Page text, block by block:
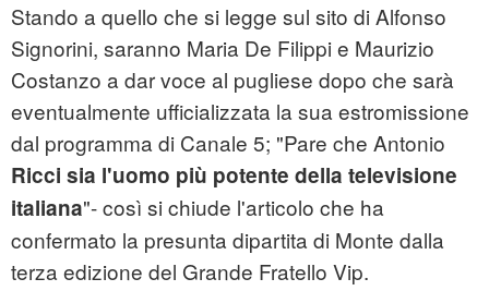
Stando a quello che si legge sul sito di Alfonso
Signorini, saranno Maria De Filippi e Maurizio
Costanzo a dar voce al pugliese dopo che sarà
eventualmente ufficializzata la sua estromissione
dal programma di Canale 5; "Pare che Antonio
Ricci sia l'uomo più potente della televisione
italiana"- così si chiude l'articolo che ha
confermato la presunta dipartita di Monte dalla
terza edizione del Grande Fratello Vip.